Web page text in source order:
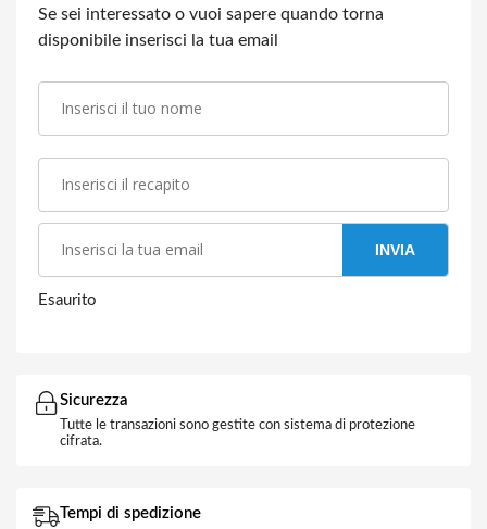
Se sei interessato o vuoi sapere quando torna
disponibile inserisci la tua email
INVIA
Esaurito
Sicurezza
Tutte le transazioni sono gestite con sistema di protezione
cifrata.
Tempi di spedizione